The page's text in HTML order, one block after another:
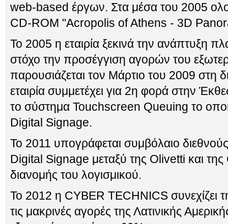
web-based έργων. Στα μέσα του 2005
CD-ROM "Acropolis of Athens - 3D
Το 2005 η εταιρία ξεκινά την ανάπτυξη
στόχο την προσέγγιση αγορών του
παρουσιάζεται τον Μάρτιο του 2009 στη
εταιρία συμμετέχει για 2η φορά στην
το σύστημα Touchscreen Queuing το
Digital Signage.
To 2011 υπογράφεται συμβόλαιο
Digital Signage μεταξύ της Olivetti και της
διανομής του λογισμικού.
To 2012 η CYBER TECHNICS συνεχίζει
τις μακρινές αγορές της Λατινικής